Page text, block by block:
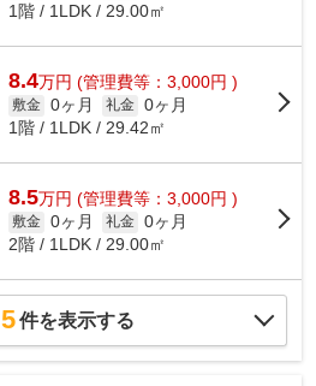
1階 / 1LDK / 29.00㎡
8.4万円 (管理費等：3,000円 )
敷金 0ヶ月 礼金 0ヶ月
1階 / 1LDK / 29.42㎡
8.5万円 (管理費等：3,000円 )
敷金 0ヶ月 礼金 0ヶ月
2階 / 1LDK / 29.00㎡
5件を表示する